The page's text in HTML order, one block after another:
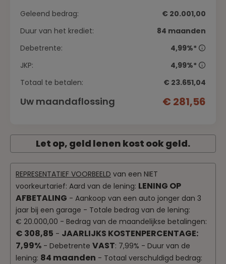
Geleend bedrag:
€ 20.001,00
Duur van het krediet:
84 maanden
Debetrente:
4,99%*
JKP:
4,99%*
Totaal te betalen:
€ 23.651,04
Uw maandaflossing € 281,56
Let op, geld lenen kost ook geld.
REPRESENTATIEF VOORBEELD van een NIET
voorkeurtarief: Aard van de lening: LENING OP
AFBETALING - Aankoop van een auto jonger dan 3
jaar bij een garage - Totale bedrag van de lening:
€ 20.000,00 - Bedrag van de maandelijkse betalingen:
€ 308,85 - JAARLIJKS KOSTENPERCENTAGE:
7,99% - Debetrente VAST: 7,99% - Duur van de
lening: 84 maanden - Totaal verschuldigd bedrag: